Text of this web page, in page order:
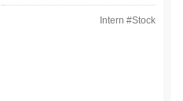
Intern #Stock